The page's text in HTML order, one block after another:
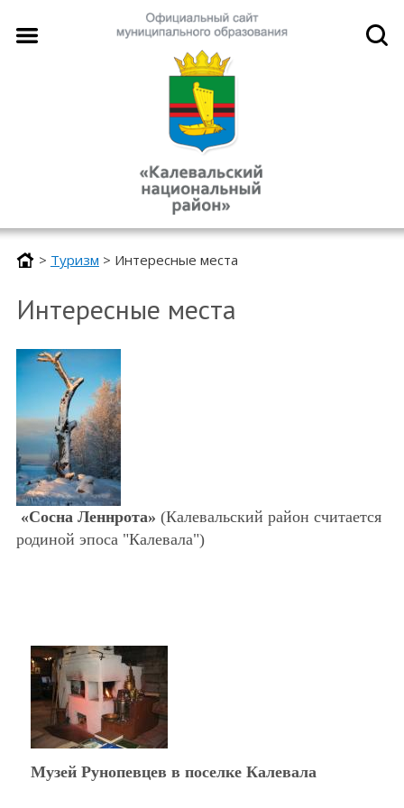
> Туризм > Интересные места
Интересные места
«Сосна Леннрота» (Калевальский район считается
родиной эпоса "Калевала")
Музей Рунопевцев в поселке Калевала